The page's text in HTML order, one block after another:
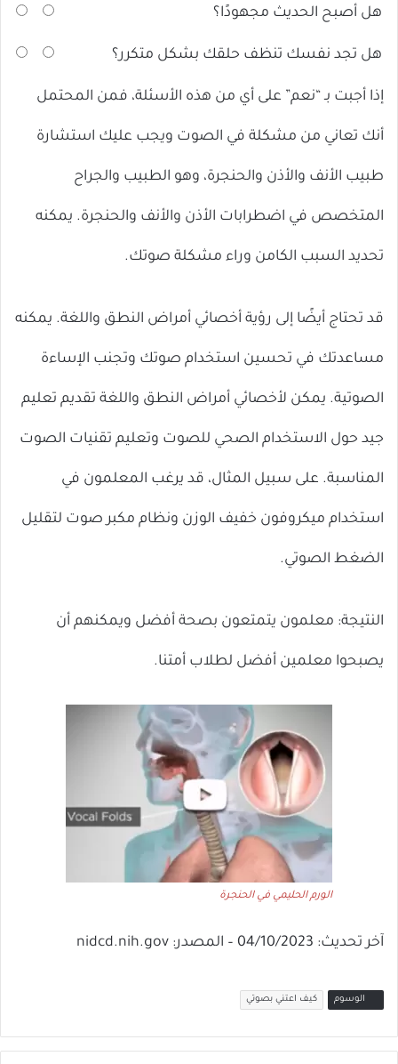
هل أصبح الحديث مجهودًا؟
هل تجد نفسك تنظف حلقك بشكل متكرر؟
إذا أجبت بـ “نعم” على أي من هذه الأسئلة، فمن المحتمل
أنك تعاني من مشكلة في الصوت ويجب عليك استشارة
طبيب الأنف والأذن والحنجرة، وهو الطبيب والجراح
المتخصص في اضطرابات الأذن والأنف والحنجرة. يمكنه
تحديد السبب الكامن وراء مشكلة صوتك.
قد تحتاج أيضًا إلى رؤية أخصائي أمراض النطق واللغة. يمكنه
مساعدتك في تحسين استخدام صوتك وتجنب الإساءة
الصوتية. يمكن لأخصائي أمراض النطق واللغة تقديم تعليم
جيد حول الاستخدام الصحي للصوت وتعليم تقنيات الصوت
المناسبة. على سبيل المثال، قد يرغب المعلمون في
استخدام ميكروفون خفيف الوزن ونظام مكبر صوت لتقليل
الضغط الصوتي.
النتيجة: معلمون يتمتعون بصحة أفضل ويمكنهم أن
يصبحوا معلمين أفضل لطلاب أمتنا.
الورم الحليمي في الحنجرة
آخر تحديث: 04/10/2023 – المصدر: nidcd.nih.gov
الوسوم كيف اعتني بصوتي